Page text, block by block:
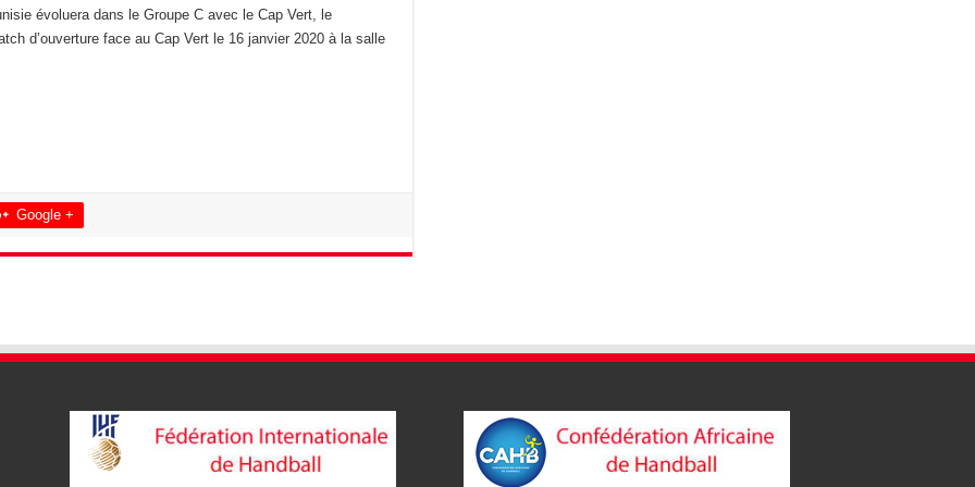
évoluera dans le Groupe C avec le Cap Vert, le
d’ouverture face au Cap Vert le 16 janvier 2020 à la salle
Google +